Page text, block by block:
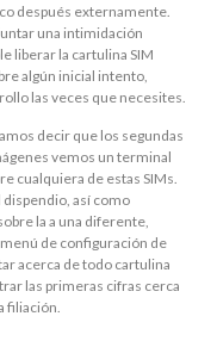
después externamente.
una intimidación
liberar la cartulina SIM
algún inicial intento,
las veces que necesites.
decir que los segundas
vemos un terminal
cualquiera de estas SIMs.
así­ como
la a una diferente,
de configuración de
acerca de todo cartulina
las primeras cifras cerca
filiación.